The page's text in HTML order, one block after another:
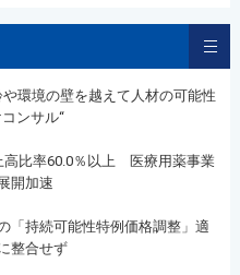
環境の壁を越えて人材の可能性
ンサル“
比率60.0％以上 医療用薬事業
開加速
持続可能性特例価格調整」適
整合せず